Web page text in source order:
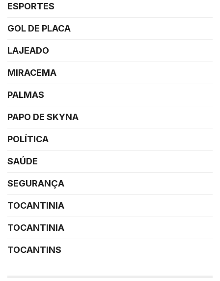
ESPORTES
GOL DE PLACA
LAJEADO
MIRACEMA
PALMAS
PAPO DE SKYNA
POLÍTICA
SAÚDE
SEGURANÇA
TOCANTINIA
TOCANTINIA
TOCANTINS